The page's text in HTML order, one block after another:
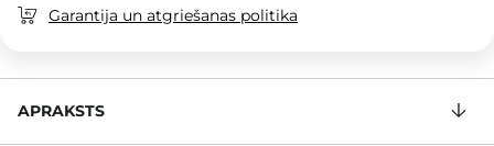
Garantija un atgriešanas politika
APRAKSTS